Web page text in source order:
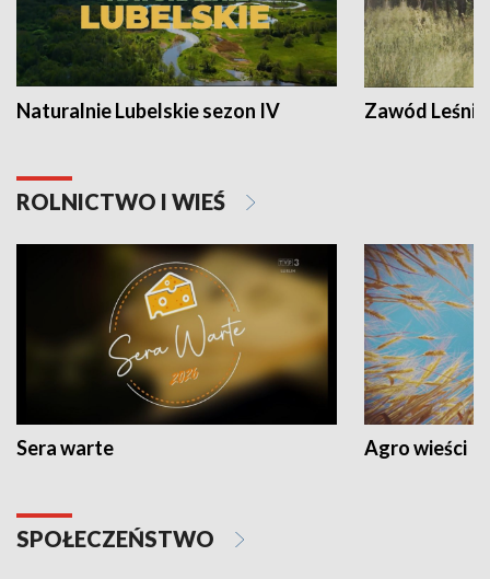
Naturalnie Lubelskie sezon IV Zawód Leśnik
ROLNICTWO I WIEŚ
Sera warte Agro wieści
SPOŁECZEŃSTWO